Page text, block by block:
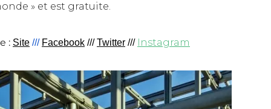
» et est gratuite.
: Site /// Facebook ///Twitter /// Instagram